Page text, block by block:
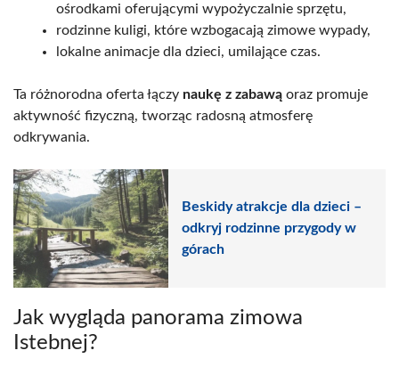
ośrodkami oferującymi wypożyczalnie sprzętu,
rodzinne kuligi, które wzbogacają zimowe wypady,
lokalne animacje dla dzieci, umilające czas.
Ta różnorodna oferta łączy naukę z zabawą oraz promuje
aktywność fizyczną, tworząc radosną atmosferę
odkrywania.
Beskidy atrakcje dla dzieci –
odkryj rodzinne przygody w
górach
Jak wygląda panorama zimowa
Istebnej?